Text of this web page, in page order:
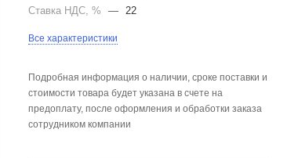
Ставка НДС, %
— 22
Все характеристики
Подробная информация о наличии, сроке поставки и
стоимости товара будет указана в счете на
предоплату, после оформления и обработки заказа
сотрудником компании